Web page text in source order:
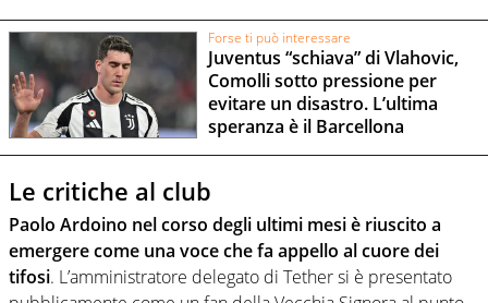
Forse ti può interessare
Juventus “schiava” di Vlahovic,
Comolli sotto pressione per
evitare un disastro. L’ultima
speranza è il Barcellona
Le critiche al club
Paolo Ardoino nel corso degli ultimi mesi è riuscito a
emergere come una voce che fa appello al cuore dei
tifosi. L’amministratore delegato di Tether si è presentato